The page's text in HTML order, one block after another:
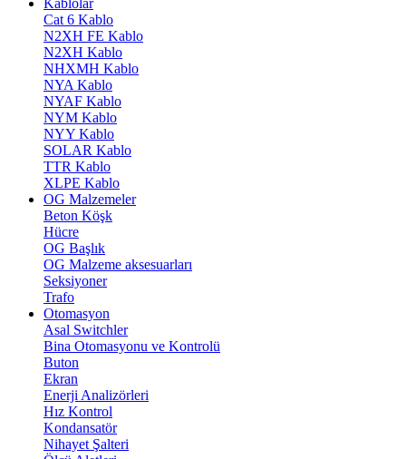
Kablolar
Cat 6 Kablo
N2XH FE Kablo
N2XH Kablo
NHXMH Kablo
NYA Kablo
NYAF Kablo
NYM Kablo
NYY Kablo
SOLAR Kablo
TTR Kablo
XLPE Kablo
OG Malzemeler
Beton Köşk
Hücre
OG Başlık
OG Malzeme aksesuarları
Seksiyoner
Trafo
Otomasyon
Asal Switchler
Bina Otomasyonu ve Kontrolü
Buton
Ekran
Enerji Analizörleri
Hız Kontrol
Kondansatör
Nihayet Şalteri